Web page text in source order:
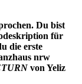
Du bist
für
die erste
nrw
von Yeliz